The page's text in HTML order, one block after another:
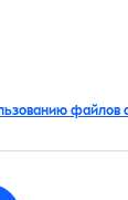
файлов